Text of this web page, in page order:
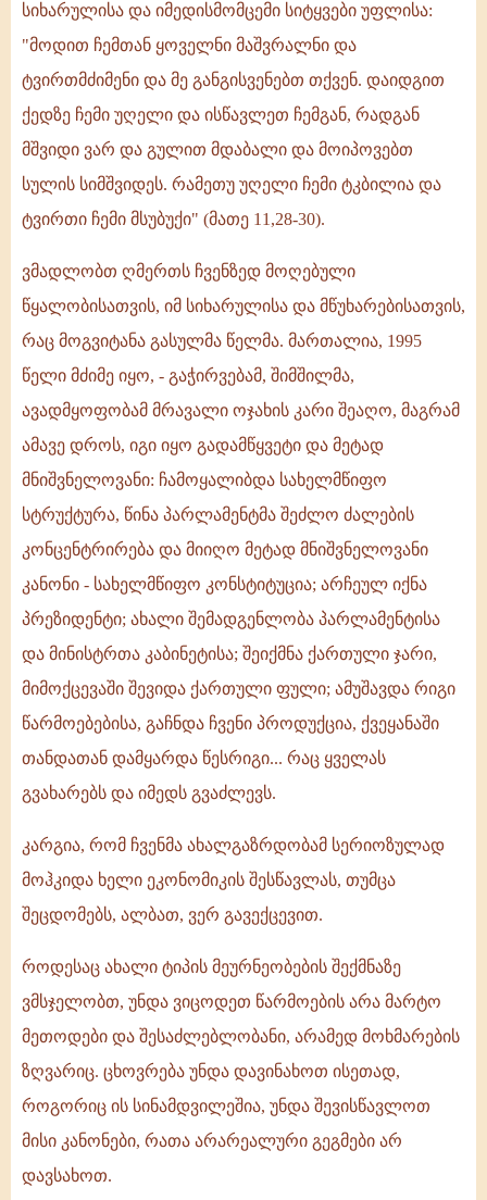
სიხარულისა და იმედისმომცემი სიტყვები უფლისა:
"მოდით ჩემთან ყოველნი მაშვრალნი და
ტვირთმძიმენი და მე განგისვენებთ თქვენ. დაიდგით
ქედზე ჩემი უღელი და ისწავლეთ ჩემგან, რადგან
მშვიდი ვარ და გულით მდაბალი და მოიპოვებთ
სულის სიმშვიდეს. რამეთუ უღელი ჩემი ტკბილია და
ტვირთი ჩემი მსუბუქი" (მათე 11,28-30).
ვმადლობთ ღმერთს ჩვენზედ მოღებული
წყალობისათვის, იმ სიხარულისა და მწუხარებისათვის,
რაც მოგვიტანა გასულმა წელმა. მართალია, 1995
წელი მძიმე იყო, - გაჭირვებამ, შიმშილმა,
ავადმყოფობამ მრავალი ოჯახის კარი შეაღო, მაგრამ
ამავე დროს, იგი იყო გადამწყვეტი და მეტად
მნიშვნელოვანი: ჩამოყალიბდა სახელმწიფო
სტრუქტურა, წინა პარლამენტმა შეძლო ძალების
კონცენტრირება და მიიღო მეტად მნიშვნელოვანი
კანონი - სახელმწიფო კონსტიტუცია; არჩეულ იქნა
პრეზიდენტი; ახალი შემადგენლობა პარლამენტისა
და მინისტრთა კაბინეტისა; შეიქმნა ქართული ჯარი,
მიმოქცევაში შევიდა ქართული ფული; ამუშავდა რიგი
წარმოებებისა, გაჩნდა ჩვენი პროდუქცია, ქვეყანაში
თანდათან დამყარდა წესრიგი... რაც ყველას
გვახარებს და იმედს გვაძლევს.
კარგია, რომ ჩვენმა ახალგაზრდობამ სერიოზულად
მოჰკიდა ხელი ეკონომიკის შესწავლას, თუმცა
შეცდომებს, ალბათ, ვერ გავექცევით.
როდესაც ახალი ტიპის მეურნეობების შექმნაზე
ვმსჯელობთ, უნდა ვიცოდეთ წარმოების არა მარტო
მეთოდები და შესაძლებლობანი, არამედ მოხმარების
ზღვარიც. ცხოვრება უნდა დავინახოთ ისეთად,
როგორიც ის სინამდვილეშია, უნდა შევისწავლოთ
მისი კანონები, რათა არარეალური გეგმები არ
დავსახოთ.